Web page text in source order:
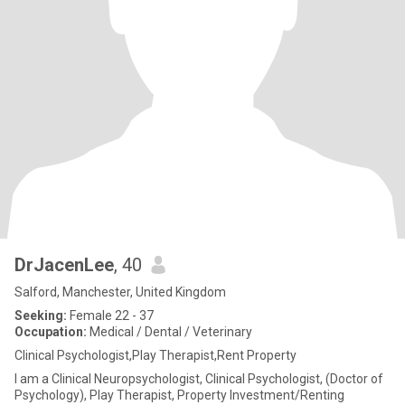
DrJacenLee, 40
Salford, Manchester, United Kingdom
Seeking: Female 22 - 37
Occupation: Medical / Dental / Veterinary
Clinical Psychologist,Play Therapist,Rent Property
I am a Clinical Neuropsychologist, Clinical Psychologist, (Doctor of
Psychology), Play Therapist, Property Investment/Renting